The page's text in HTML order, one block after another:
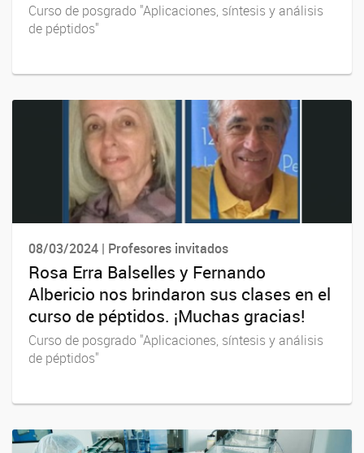
Curso de posgrado "Aplicaciones, síntesis y análisis
de péptidos"
08/03/2024 | Profesores invitados
Rosa Erra Balselles y Fernando
Albericio nos brindaron sus clases en el
curso de péptidos. ¡Muchas gracias!
Curso de posgrado "Aplicaciones, síntesis y análisis
de péptidos"